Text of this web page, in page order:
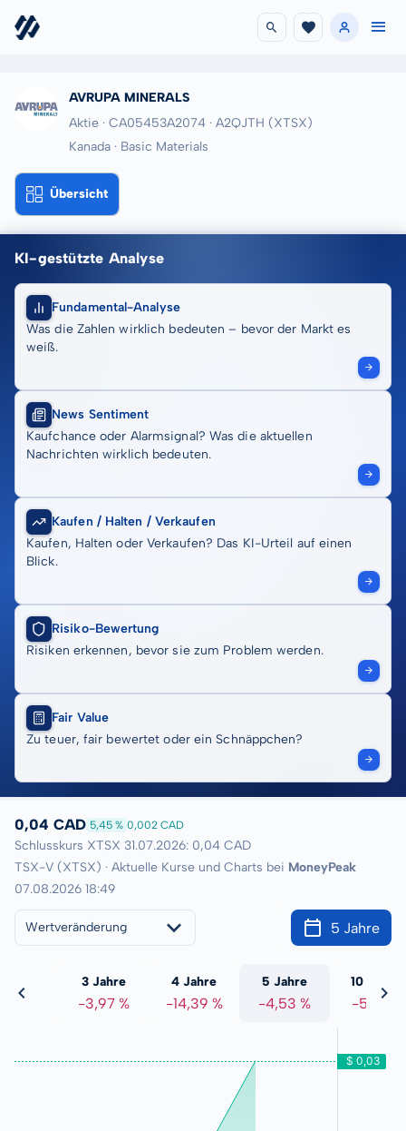
AVRUPA MINERALS
Aktie · CA05453A2074 · A2QJTH (XTSX)
Kanada · Basic Materials
Übersicht
KI-gestützte Analyse
Fundamental-Analyse
Was die Zahlen wirklich bedeuten – bevor der Markt es
weiß.
News Sentiment
Kaufchance oder Alarmsignal? Was die aktuellen
Nachrichten wirklich bedeuten.
Kaufen / Halten / Verkaufen
Kaufen, Halten oder Verkaufen? Das KI-Urteil auf einen
Blick.
Risiko-Bewertung
Risiken erkennen, bevor sie zum Problem werden.
Fair Value
Zu teuer, fair bewertet oder ein Schnäppchen?
0,04 CAD 5,45 % 0,002 CAD
Schlusskurs XTSX 31.07.2026: 0,04 CAD
TSX-V (XTSX) · Aktuelle Kurse und Charts bei MoneyPeak
07.08.2026 18:49
Wertveränderung 5 Jahre
%
3 Jahre
-3,97 %
4 Jahre
-14,39 %
5 Jahre
-4,53 %
10 Jahre
-5,01 %